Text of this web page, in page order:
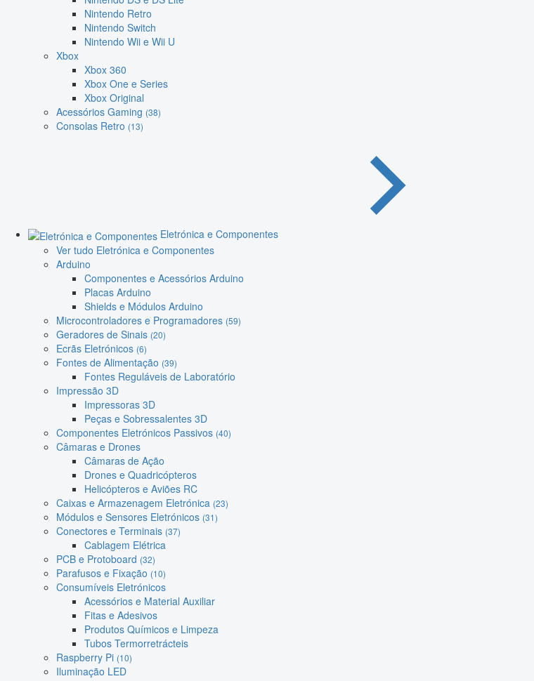
Nintendo Retro
Nintendo Switch
Nintendo Wii e Wii U
Xbox
Xbox 360
Xbox One e Series
Xbox Original
Acessórios Gaming (38)
Consolas Retro (13)
Eletrónica e Componentes
Ver tudo Eletrónica e Componentes
Arduino
Componentes e Acessórios Arduino
Placas Arduino
Shields e Módulos Arduino
Microcontroladores e Programadores (59)
Geradores de Sinais (20)
Ecrãs Eletrónicos (6)
Fontes de Alimentação (39)
Fontes Reguláveis de Laboratório
Impressão 3D
Impressoras 3D
Peças e Sobressalentes 3D
Componentes Eletrónicos Passivos (40)
Câmaras e Drones
Câmaras de Ação
Drones e Quadricópteros
Helicópteros e Aviões RC
Caixas e Armazenagem Eletrónica (23)
Módulos e Sensores Eletrónicos (31)
Conectores e Terminais (37)
Cablagem Elétrica
PCB e Protoboard (32)
Parafusos e Fixação (10)
Consumíveis Eletrónicos
Acessórios e Material Auxiliar
Fitas e Adesivos
Produtos Químicos e Limpeza
Tubos Termorretrácteis
Raspberry Pi (10)
Iluminação LED